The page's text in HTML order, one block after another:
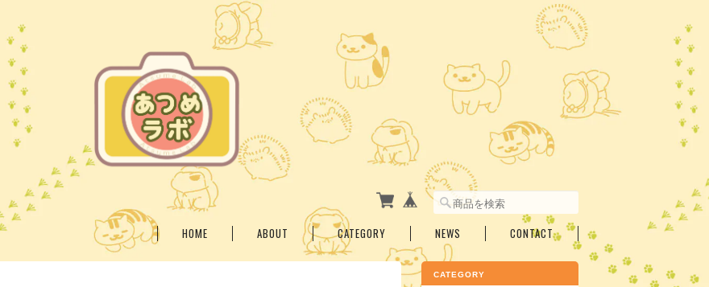
HOME ABOUT CATEGORY NEWS CONTACT
CATEGORY